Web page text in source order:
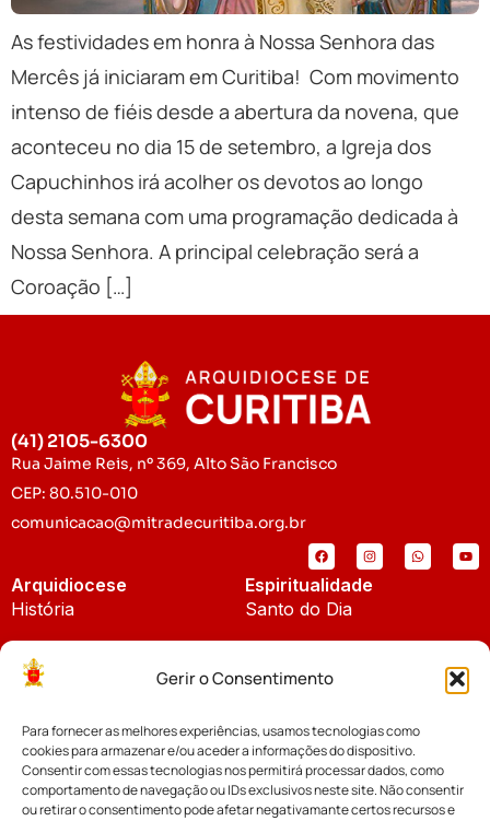
Gerir o Consentimento
Para fornecer as melhores experiências, usamos tecnologias como
cookies para armazenar e/ou aceder a informações do dispositivo.
Consentir com essas tecnologias nos permitirá processar dados, como
comportamento de navegação ou IDs exclusivos neste site. Não consentir
ou retirar o consentimento pode afetar negativamante certos recursos e
As festividades em honra à Nossa Senhora das
Mercês já iniciaram em Curitiba! Com movimento
intenso de fiéis desde a abertura da novena, que
aconteceu no dia 15 de setembro, a Igreja dos
Capuchinhos irá acolher os devotos ao longo
desta semana com uma programação dedicada à
Nossa Senhora. A principal celebração será a
Coroação […]
(41) 2105-6300
Rua Jaime Reis, nº 369, Alto São Francisco
CEP: 80.510-010
comunicacao@mitradecuritiba.org.br
Arquidiocese
História
Padroeira
Espiritualidade
Santo do Dia
Notícias
Notícias da Arquidiocese
Notícias Cáritas
Cúria Diocesana
Fundo Diocesano